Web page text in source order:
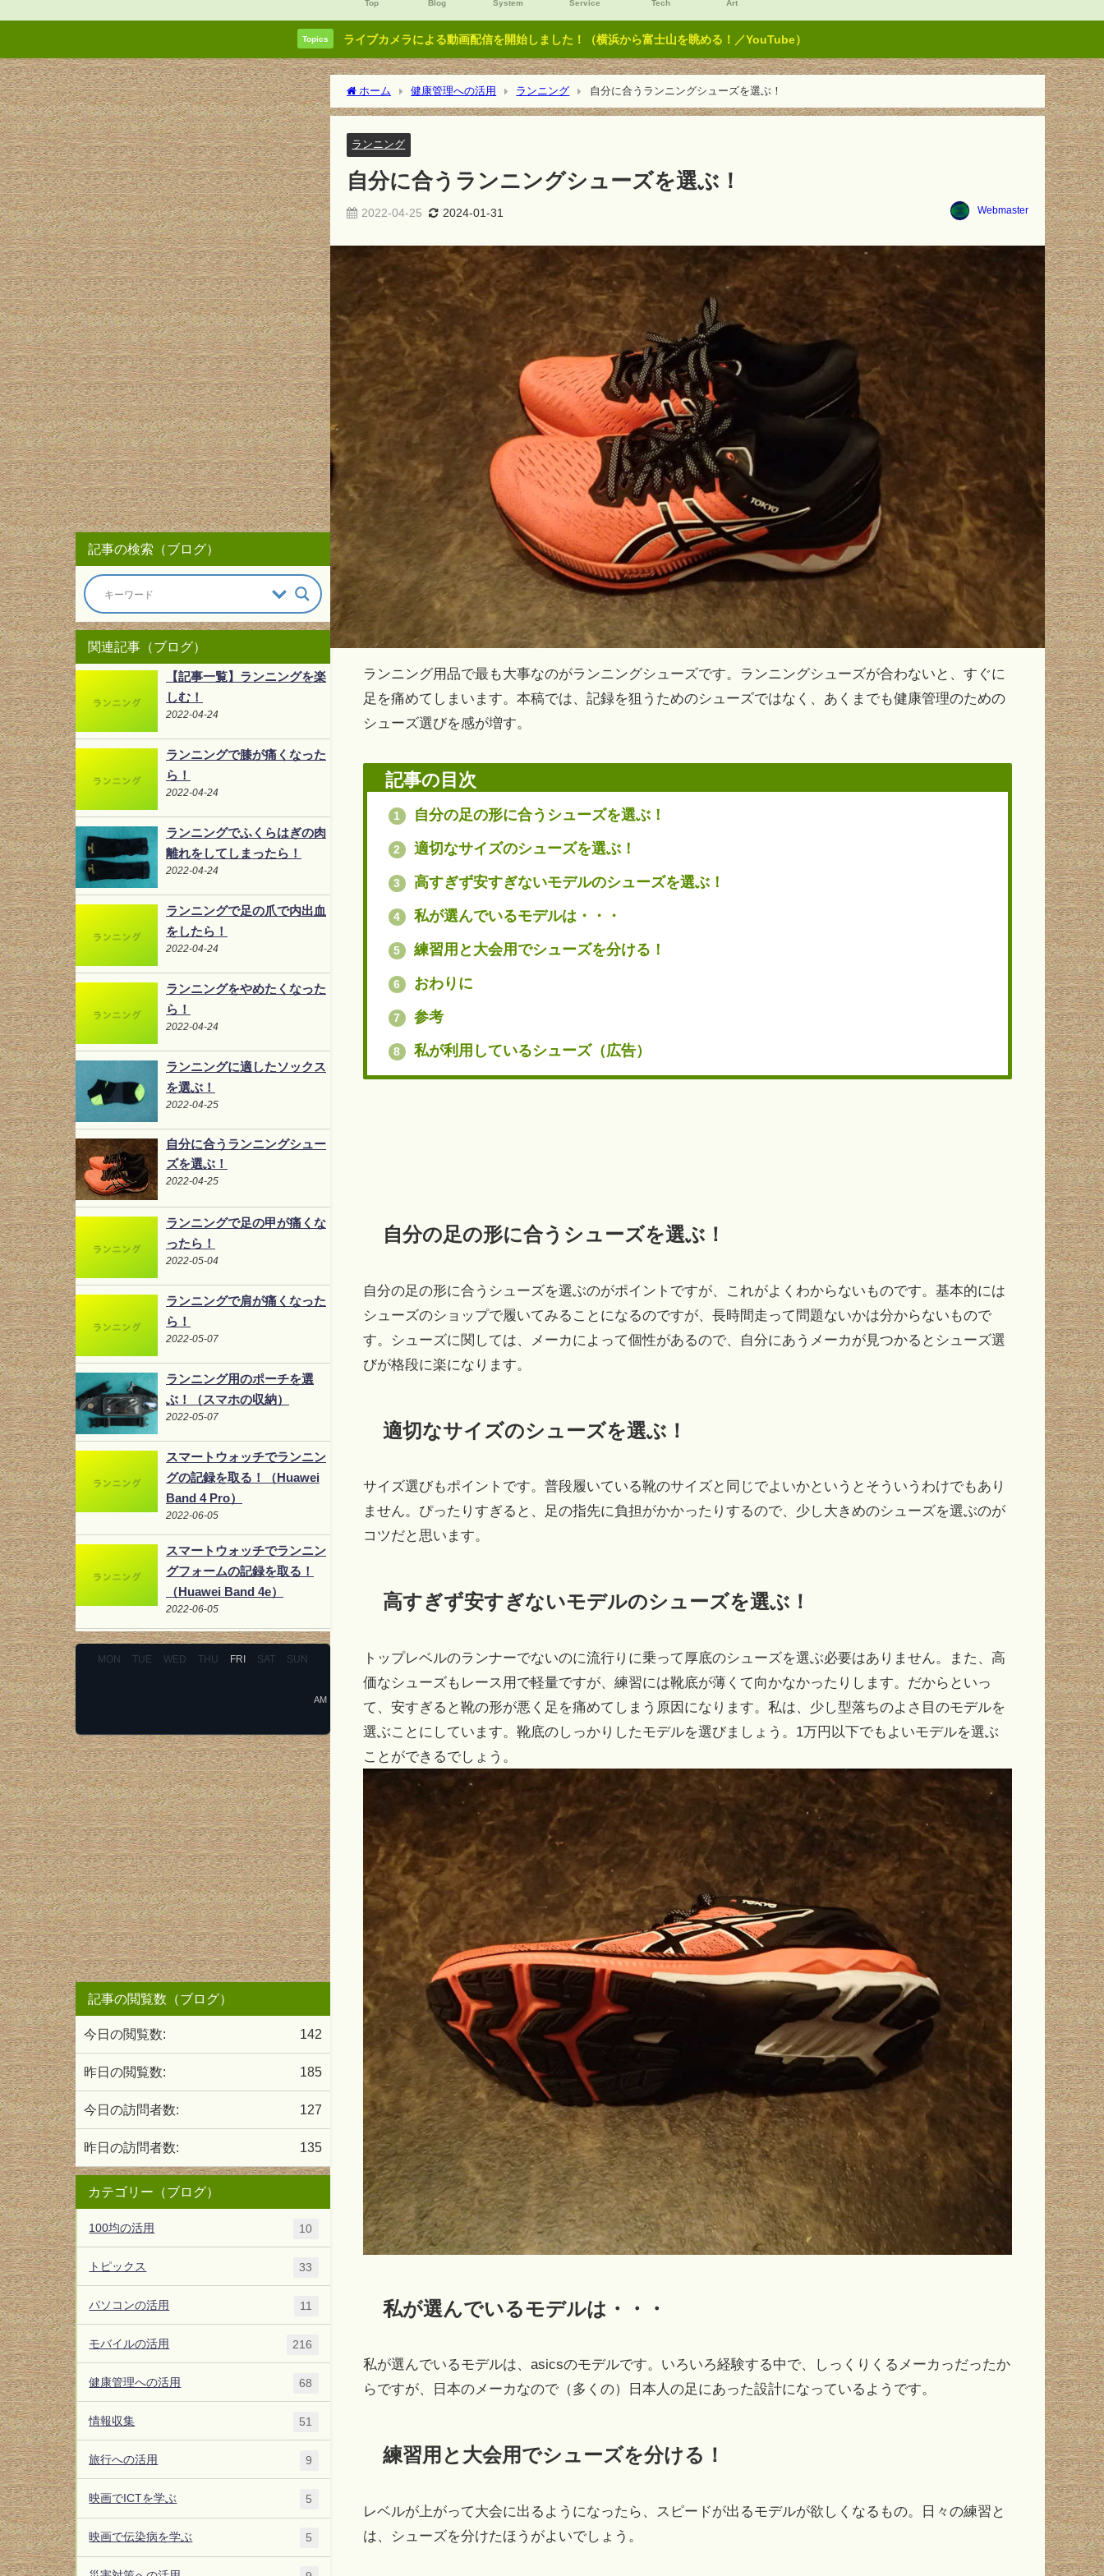
Top Blog System Service Tech Art
Topics ライブカメラによる動画配信を開始しました！（横浜から富士山を眺める！／YouTube）
ホーム 健康管理への活用 ランニング 自分に合うランニングシューズを選ぶ！
ランニング
自分に合うランニングシューズを選ぶ！
2022-04-25 2024-01-31 Webmaster
ランニング用品で最も大事なのがランニングシューズです。ランニングシューズが合わないと、すぐに
足を痛めてしまいます。本稿では、記録を狙うためのシューズではなく、あくまでも健康管理のための
シューズ選びを感が増す。
記事の目次
1 自分の足の形に合うシューズを選ぶ！
2 適切なサイズのシューズを選ぶ！
3 高すぎず安すぎないモデルのシューズを選ぶ！
4 私が選んでいるモデルは・・・
5 練習用と大会用でシューズを分ける！
6 おわりに
7 参考
8 私が利用しているシューズ（広告）
自分の足の形に合うシューズを選ぶ！
自分の足の形に合うシューズを選ぶのがポイントですが、これがよくわからないものです。基本的には
シューズのショップで履いてみることになるのですが、長時間走って問題ないかは分からないもので
す。シューズに関しては、メーカによって個性があるので、自分にあうメーカが見つかるとシューズ選
びが格段に楽になります。
適切なサイズのシューズを選ぶ！
サイズ選びもポイントです。普段履いている靴のサイズと同じでよいかというとそういうわけでもあり
ません。ぴったりすぎると、足の指先に負担がかかったりするので、少し大きめのシューズを選ぶのが
コツだと思います。
高すぎず安すぎないモデルのシューズを選ぶ！
トップレベルのランナーでないのに流行りに乗って厚底のシューズを選ぶ必要はありません。また、高
価なシューズもレース用で軽量ですが、練習には靴底が薄くて向かなかったりします。だからといっ
て、安すぎると靴の形が悪く足を痛めてしまう原因になります。私は、少し型落ちのよさ目のモデルを
選ぶことにしています。靴底のしっかりしたモデルを選びましょう。1万円以下でもよいモデルを選ぶ
ことができるでしょう。
私が選んでいるモデルは・・・
私が選んでいるモデルは、asicsのモデルです。いろいろ経験する中で、しっくりくるメーカっだったか
らですが、日本のメーカなので（多くの）日本人の足にあった設計になっているようです。
練習用と大会用でシューズを分ける！
レベルが上がって大会に出るようになったら、スピードが出るモデルが欲しくなるもの。日々の練習と
は、シューズを分けたほうがよいでしょう。
記事の検索（ブログ）
関連記事（ブログ）
【記事一覧】ランニングを楽
しむ！
2022-04-24
ランニングで膝が痛くなった
ら！
2022-04-24
ランニングでふくらはぎの肉
離れをしてしまったら！
2022-04-24
ランニングで足の爪で内出血
をしたら！
2022-04-24
ランニングをやめたくなった
ら！
2022-04-24
ランニングに適したソックス
を選ぶ！
2022-04-25
自分に合うランニングシュー
ズを選ぶ！
2022-04-25
ランニングで足の甲が痛くな
ったら！
2022-05-04
ランニングで肩が痛くなった
ら！
2022-05-07
ランニング用のポーチを選
ぶ！（スマホの収納）
2022-05-07
スマートウォッチでランニン
グの記録を取る！（Huawei
Band 4 Pro）
2022-06-05
スマートウォッチでランニン
グフォームの記録を取る！
（Huawei Band 4e）
2022-06-05
MON TUE WED THU FRI SAT SUN
AM
記事の閲覧数（ブログ）
142
今日の閲覧数:
185
昨日の閲覧数:
127
今日の訪問者数:
135
昨日の訪問者数:
カテゴリー（ブログ）
100均の活用 10
トピックス 33
パソコンの活用 11
モバイルの活用 216
健康管理への活用 68
情報収集 51
旅行への活用 9
映画でICTを学ぶ 5
映画で伝染病を学ぶ 5